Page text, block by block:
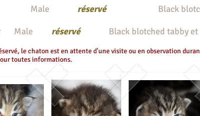
le chaton est en attente d'une visite ou en observation
toutes informations.
Male réservé Black blotched tabby et
réservé Black